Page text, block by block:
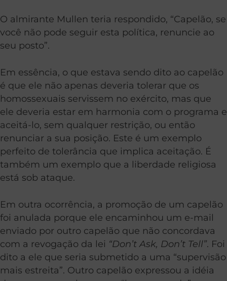
O almirante Mullen teria respondido, “Capelão, se
você não pode seguir esta política, renuncie ao
seu posto”.
Em essência, o que estava sendo dito ao capelão
é que ele não apenas deveria tolerar que os
homossexuais servissem no exército, mas que
ele deveria estar em harmonia com o programa e
aceitá-lo, sem qualquer restrição, ou então
renunciar a sua posição. Este é um exemplo
perfeito de tolerância que implica aceitação. É
também um exemplo que a liberdade religiosa
está sob ataque.
Em outra ocorrência, a promoção de um capelão
foi anulada porque ele encaminhou um e-mail
enviado por outro capelão que não concordava
com a revogação da lei “Don’t Ask, Don’t Tell”. Foi
dito a ele que seria submetido a uma “supervisão
mais estreita”. Outro capelão expressou a idéia